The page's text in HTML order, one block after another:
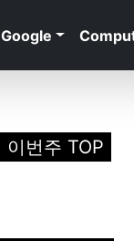
Google
이번주 TOP